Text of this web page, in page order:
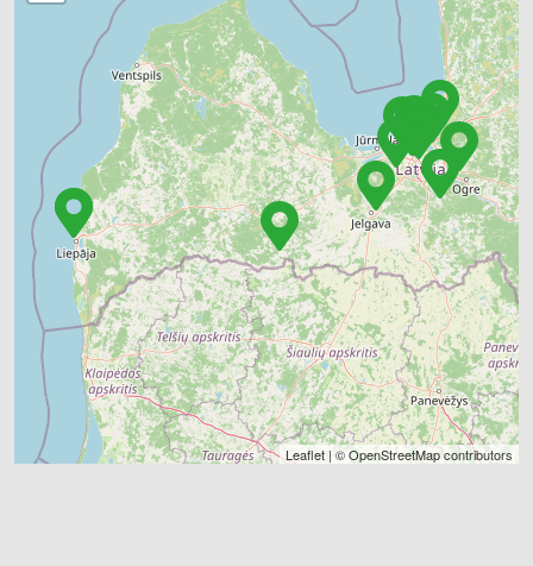
Leaflet | ©OpenStreetMapcontributors